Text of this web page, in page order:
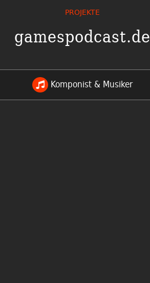
PROJEKTE
gamespodcast.de
Komponist & Musiker